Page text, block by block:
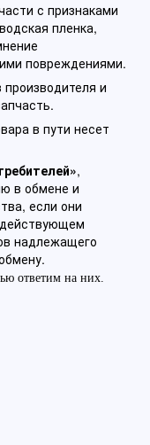
с признаками
пленка,
повреждениями.
и
в пути несет
,
в обмене и
если они
действующем
надлежащего
ответим на них.